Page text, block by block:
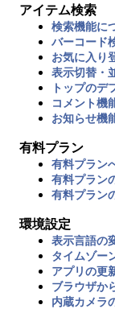
アイテム検索
検索機能に
バーコード
お気に入り
表示切替・
トップのデ
コメント機
お知らせ機
有料プラン
有料プラン
有料プラン
有料プラン
環境設定
表示言語の
タイムゾー
アプリの更
ブラウザか
内蔵カメラ